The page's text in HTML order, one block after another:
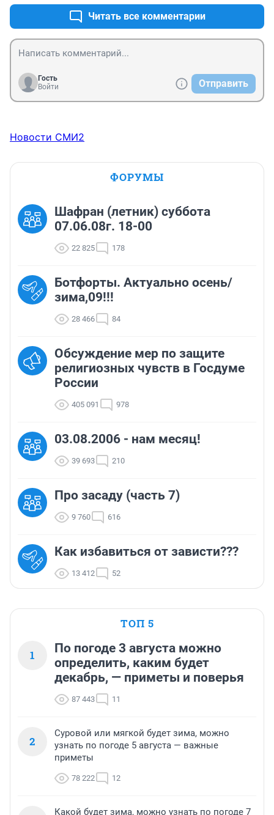
Читать все комментарии
Гость
Войти
Отправить
Новости СМИ2
ФОРУМЫ
Шафран (летник) суббота
07.06.08г. 18-00
22 825 178
Ботфорты. Актуально осень/
зима,09!!!
28 466 84
Обсуждение мер по защите
религиозных чувств в Госдуме
России
405 091 978
03.08.2006 - нам месяц!
39 693 210
Про засаду (часть 7)
9 760 616
Как избавиться от зависти???
13 412 52
ТОП 5
1
По погоде 3 августа можно
определить, каким будет
декабрь, — приметы и поверья
87 443 11
2
Суровой или мягкой будет зима, можно
узнать по погоде 5 августа — важные
приметы
78 222 12
Какой будет зима, можно узнать по погоде 7